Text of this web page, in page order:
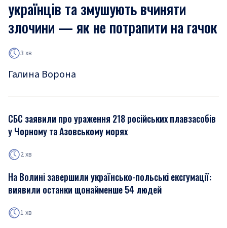
українців та змушують вчиняти
злочини — як не потрапити на гачок
3 хв
Галина Ворона
СБС заявили про ураження 218 російських плавзасобів
у Чорному та Азовському морях
2 хв
На Волині завершили українсько-польські ексгумації:
виявили останки щонайменше 54 людей
1 хв